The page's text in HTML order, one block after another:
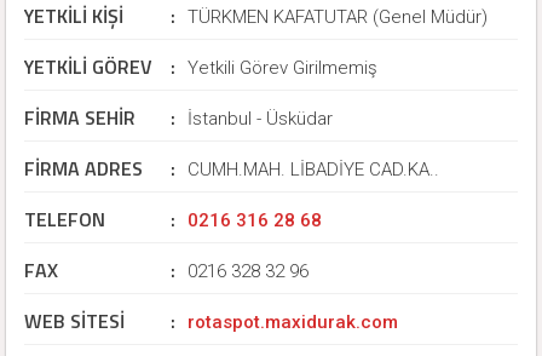
YETKİLİ KİŞİ : TÜRKMEN KAFATUTAR (Genel Müdür)
YETKİLİ GÖREV : Yetkili Görev Girilmemiş
FİRMA SEHİR : İstanbul - Üsküdar
FİRMA ADRES : CUMH.MAH. LİBADİYE CAD.KA..
TELEFON : 0216 316 28 68
FAX : 0216 328 32 96
WEB SİTESİ : rotaspot.maxidurak.com